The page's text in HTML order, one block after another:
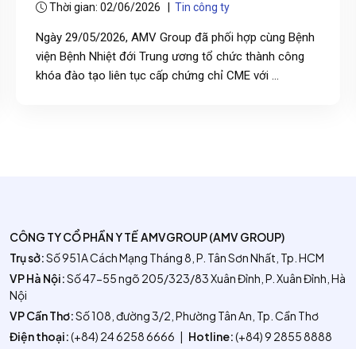
Thời gian: 02/06/2026 | Tin công ty
Ngày 29/05/2026, AMV Group đã phối hợp cùng Bệnh
viện Bệnh Nhiệt đới Trung ương tổ chức thành công
khóa đào tạo liên tục cấp chứng chỉ CME với ...
CÔNG TY CỔ PHẦN Y TẾ AMVGROUP (AMV GROUP)
Trụ sở:Số 951A Cách Mạng Tháng 8, P. Tân Sơn Nhất, Tp. HCM
VP Hà Nội:Số 47-55 ngõ 205/323/83 Xuân Đỉnh, P. Xuân Đỉnh, Hà
Nội
VP Cần Thơ:Số 108, đường 3/2, Phường Tân An, Tp. Cần Thơ
Điện thoại:(+84) 24 6258 6666 Hotline:(+84) 9 2855 8888